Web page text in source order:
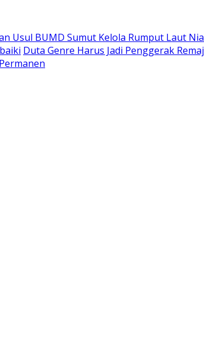
Usul BUMD Sumut Kelola Rumput Laut
Duta Genre Harus Jadi Penggerak